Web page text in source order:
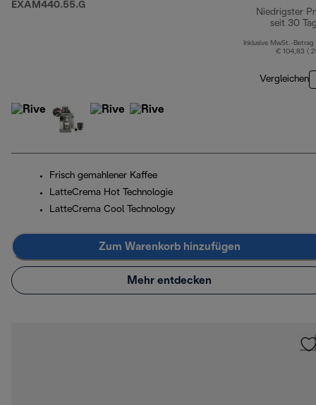
EXAM440.55.G
Niedrigster
seit 30
Inklusive MwSt.-Betrag
€ 104,83 (
Vergleichen
Frisch gemahlener Kaffee
LatteCrema Hot Technologie
LatteCrema Cool Technology
Zum Warenkorb hinzufügen
Mehr entdecken